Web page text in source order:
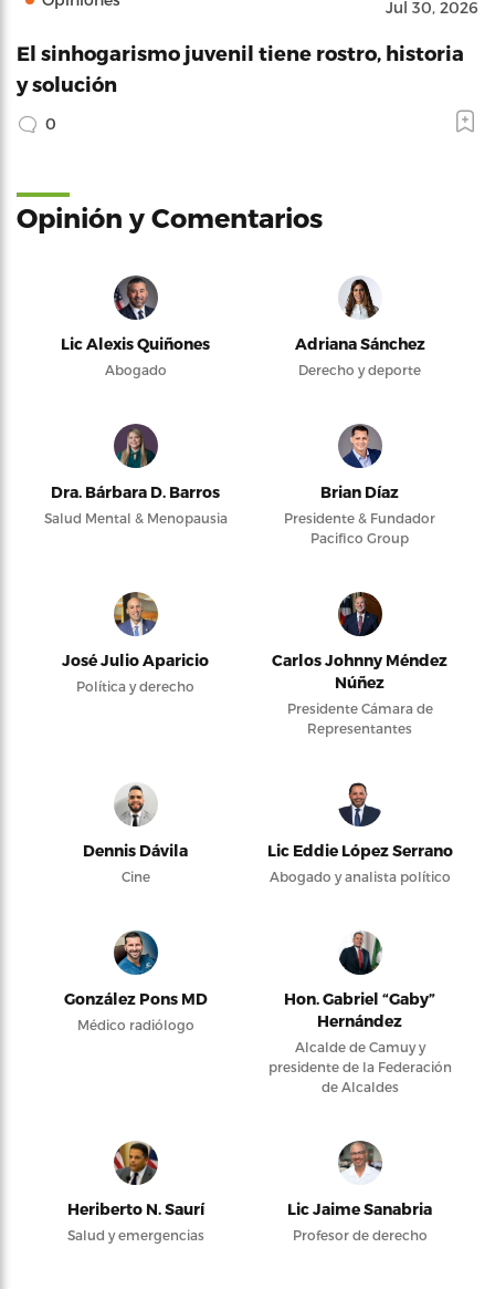
Jul 30, 2026
El sinhogarismo juvenil tiene rostro, historia
y solución
0
Opinión y Comentarios
Lic Alexis Quiñones
Abogado
Adriana Sánchez
Derecho y deporte
Dra. Bárbara D. Barros
Salud Mental & Menopausia
Brian Díaz
Presidente & Fundador
Pacifico Group
José Julio Aparicio
Política y derecho
Carlos Johnny Méndez
Núñez
Presidente Cámara de
Representantes
Dennis Dávila
Cine
Lic Eddie López Serrano
Abogado y analista político
González Pons MD
Médico radiólogo
Hon. Gabriel “Gaby”
Hernández
Alcalde de Camuy y
presidente de la Federación
de Alcaldes
Heriberto N. Saurí
Salud y emergencias
Lic Jaime Sanabria
Profesor de derecho